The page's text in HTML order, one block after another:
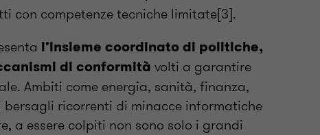
con competenze tecniche limitate[3].
l’insieme coordinato di politiche,
di conformità volti a garantire
Ambiti come energia, sanità, finanza,
ricorrenti di minacce informatiche
a essere colpiti non sono solo i grandi